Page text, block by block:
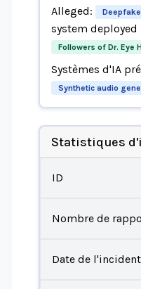
Alleged:
system deployed
Followers of Dr. Eye
Systèmes d'IA
Synthetic audio
Statistiques
ID
Nombre de
Date de l'incident